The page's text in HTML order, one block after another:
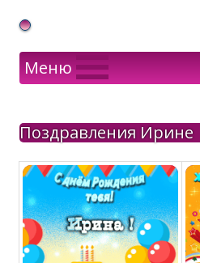
Gif Открытки в подарок
Меню
Поздравления Ирине